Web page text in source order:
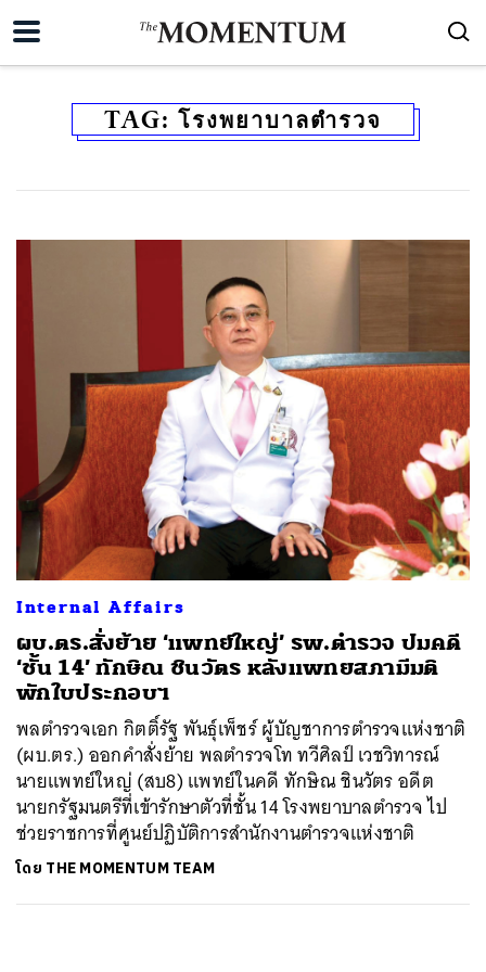
TAG: โรงพยาบาลตำรวจ
Internal Affairs
ผบ.ตร.สั่งย้าย ‘แพทย์ใหญ่’ รพ.ตำรวจ ปมคดี
‘ชั้น 14’ ทักษิณ ชินวัตร หลังแพทยสภามีมติ
พักใบประกอบฯ
พลตำรวจเอก กิตติ์รัฐ พันธุ์เพ็ชร์ ผู้บัญชาการตำรวจแห่งชาติ
(ผบ.ตร.) ออกคำสั่งย้าย พลตำรวจโท ทวีศิลป์ เวชวิทารณ์
นายแพทย์ใหญ่ (สบ8) แพทย์ในคดี ทักษิณ ชินวัตร อดีต
นายกรัฐมนตรีที่เข้ารักษาตัวที่ชั้น 14 โรงพยาบาลตำรวจ ไป
ช่วยราชการที่ศูนย์ปฏิบัติการสำนักงานตำรวจแห่งชาติ
โดย THE MOMENTUM TEAM
ค้นหา
SHARE